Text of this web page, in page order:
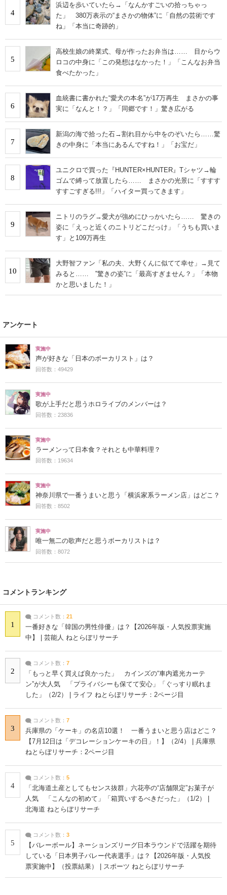
4
浜辺を歩いていたら→「なんかすごいの拾っちゃっ
た」 380万表示の“まさかの物体”に「自然の芸術です
ね」「本当に奇跡的」
5
高校生娘の終業式、母が作ったお弁当は…… 目からウ
ロコの中身に「この発想はなかった！」「こんなお弁当
食べたかった」
6
血統書に書かれた“愛犬の本名”が17万再生 まさかの事
実に「なんと！？」「同郷です！」驚き広がる
7
新潟の海で拾った石→割れ目から中をのぞいたら……驚
きの中身に「本当にあるんですね！」「お宝だ」
8
ユニクロで買った『HUNTER×HUNTER』Tシャツ→輪
ゴムで縛って放置したら…… まさかの光景に「すすす
すすごすぎる!!!」「ハイター買ってきます」
9
ニトリのラグ→愛犬が強めにひっかいたら…… 驚きの
姿に「えっと近くのニトリどこだっけ」「うちも買いま
す」と109万再生
10
大野智ファン「私の夫、大野くんに似てて幸せ」→見て
みると…… ‟驚きの姿”に「最高すぎません？」「本物
かと思いました！」
アンケート
実施中
声が好きな「日本のボーカリスト」は？
回答数：49429
実施中
歌が上手だと思うホロライブのメンバーは？
回答数：23836
実施中
ラーメンって日本食？それとも中華料理？
回答数：19634
実施中
神奈川県で一番うまいと思う「横浜家系ラーメン店」はどこ？
回答数：8502
実施中
唯一無二の歌声だと思うボーカリストは？
回答数：8072
コメントランキング
1
コメント数： 21
一番好きな「韓国の男性俳優」は？【2026年版・人気投票実施
中】 | 芸能人 ねとらぼリサーチ
2
コメント数： 7
「もっと早く買えば良かった」 カインズの“車内遮光カーテ
ン”が大人気 「プライバシーも保てて安心」「ぐっすり眠れま
した」（2/2） | ライフ ねとらぼリサーチ：2ページ目
3
コメント数： 7
兵庫県の「ケーキ」の名店10選！ 一番うまいと思う店はどこ？
【7月12日は「デコレーションケーキの日」！】（2/4） | 兵庫県
ねとらぼリサーチ：2ページ目
4
コメント数： 5
「北海道土産としてもセンス抜群」六花亭の“店舗限定”お菓子が
人気 「こんなの初めて」「箱買いするべきだった」（1/2） |
北海道 ねとらぼリサーチ
5
コメント数： 3
【バレーボール】ネーションズリーグ日本ラウンドで活躍を期待
している「日本男子バレー代表選手」は？【2026年版・人気投
票実施中】（投票結果） | スポーツ ねとらぼリサーチ